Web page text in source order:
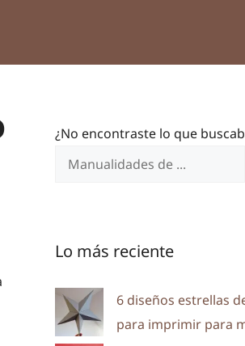
¿No encontraste lo que
Lo más reciente
6 diseños estrellas
para imprimir para